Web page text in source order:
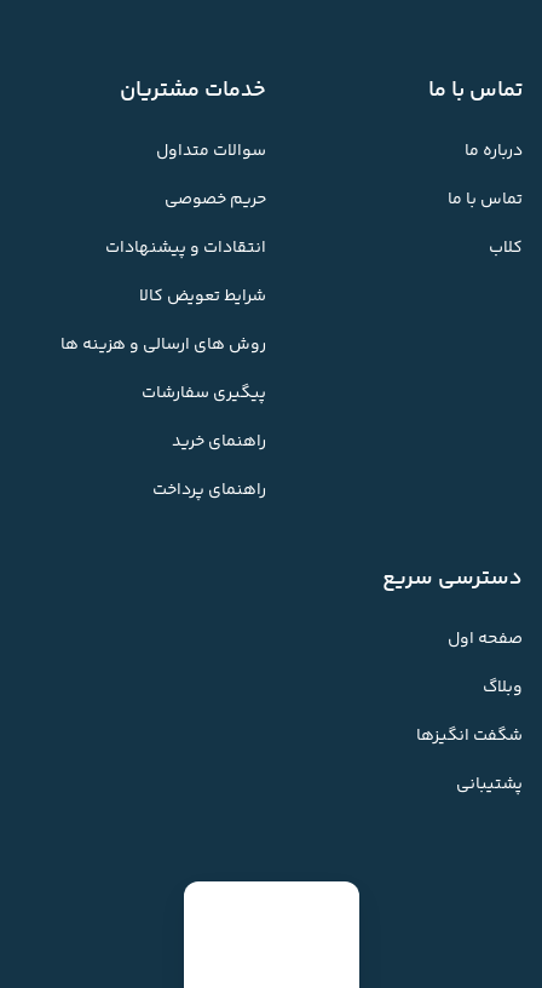
تماس با ما
درباره ما
تماس با ما
کلاب
خدمات مشتریان
سوالات متداول
حریم خصوصی
انتقادات و پیشنهادات
شرایط تعویض کالا
روش های ارسالی و هزینه ها
پیگیری سفارشات
راهنمای خرید
راهنمای پرداخت
دسترسی سریع
صفحه اول
وبلاگ
شگفت انگیزها
پشتیبانی